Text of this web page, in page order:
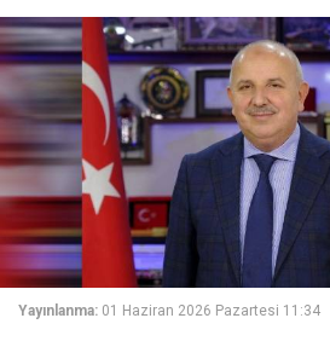
Yayınlanma: 01 Haziran 2026 Pazartesi 11:34